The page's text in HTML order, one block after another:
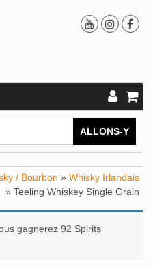
ALLONS-Y
/ Bourbon » Whisky Irlandais
» Teeling Whiskey Single Grain
gagnerez 92 Spirits